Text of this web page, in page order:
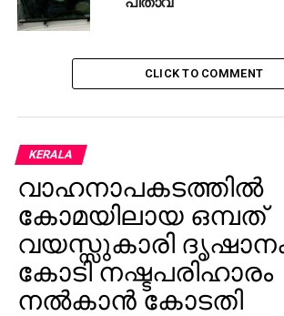
CLICK TO COMMENT
KERALA
വാഹനാപകടത്തില്‍
കോമയിലായ ഒമ്പത്
വയസ്സുകാരി
കോടി നഷ്ടപരിഹാരം
നല്‍കാന്‍ കോടതി